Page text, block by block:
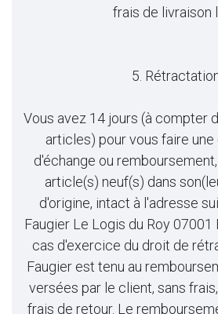
frais de livraison
5.
Vous avez 14 jours (à compter
articles) pour vous faire une
d'échange ou
article(s) neuf(s) dans
d'origine, intact à l'adresse
Faugier Le Logis du Roy 07001
cas d'exercice du droit de
Faugier est tenu au
versées par le client, sans
frais de retour. Le